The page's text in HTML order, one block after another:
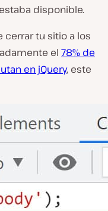
disponible.
tu sitio a los
el 78% de
en jQuery, este